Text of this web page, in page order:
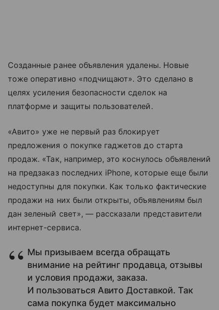
Созданные ранее объявления удалены. Новые
тоже оперативно «подчищают». Это сделано в
целях усиления безопасности сделок на
платформе и защиты пользователей.
«Авито» уже не первый раз блокирует
предложения о покупке гаджетов до старта
продаж. «Так, например, это коснулось объявлений
на предзаказ последних iPhone, которые еще были
недоступны для покупки. Как только фактические
продажи на них были открыты, объявлениям был
дан зеленый свет», — рассказали представители
интернет-сервиса.
Мы призываем всегда обращать
внимание на рейтинг продавца, отзывы
и условия продажи, заказа.
И пользоваться Авито Доставкой. Так
сама покупка будет максимально